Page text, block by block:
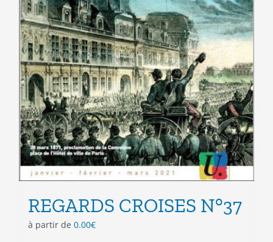
REGARDS CROISES N°37
à partir de 0.00€